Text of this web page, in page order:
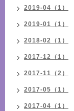
2019-04（1）
2019-01（1）
2018-02（1）
2017-12（1）
2017-11（2）
2017-05（1）
2017-04（1）